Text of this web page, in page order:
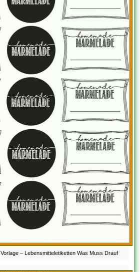
– Lebensmitteletiketten Was Muss Drauf